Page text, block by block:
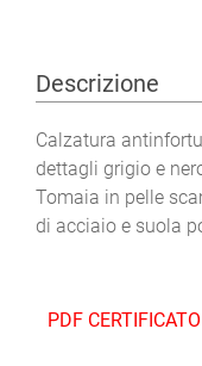
Descrizione
Calzatura
dettagli grigio e
Tomaia in pelle
di acciaio e suola
PDF CERTIFICATO